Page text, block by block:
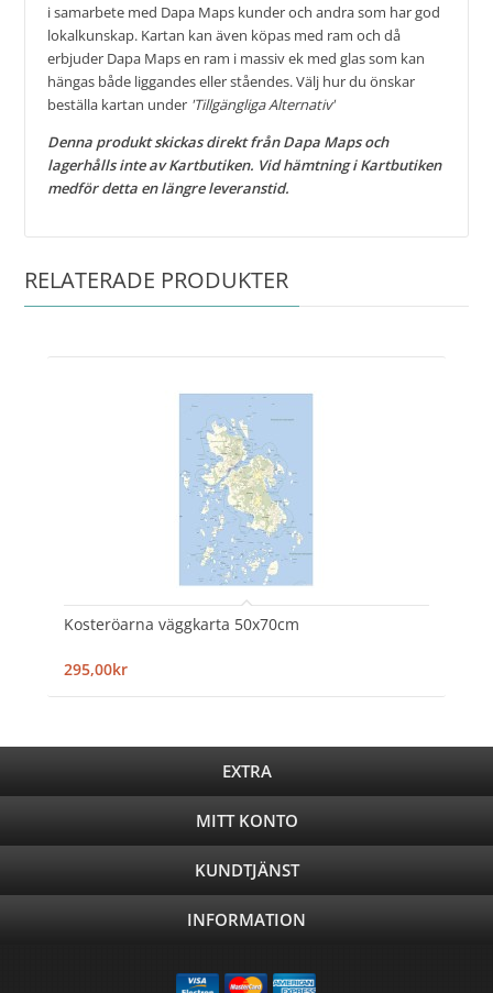
i samarbete med Dapa Maps kunder och andra som har god
lokalkunskap. Kartan kan även köpas med ram och då
erbjuder Dapa Maps en ram i massiv ek med glas som kan
hängas både liggandes eller ståendes. Välj hur du önskar
beställa kartan under 'Tillgängliga Alternativ'
Denna produkt skickas direkt från Dapa Maps och
lagerhålls inte av Kartbutiken. Vid hämtning i Kartbutiken
medför detta en längre leveranstid.
RELATERADE PRODUKTER
Kosteröarna väggkarta 50x70cm
295,00kr
EXTRA
MITT KONTO
KUNDTJÄNST
INFORMATION